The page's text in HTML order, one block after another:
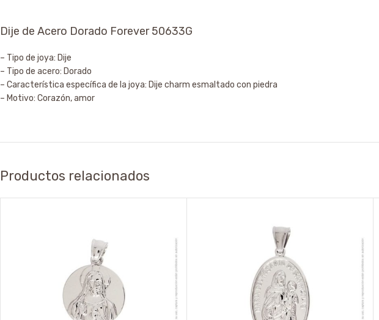
Dije de Acero Dorado Forever 50633G
– Tipo de joya: Dije
– Tipo de acero: Dorado
– Característica específica de la joya: Dije charm esmaltado con piedra
– Motivo: Corazón, amor
Productos relacionados